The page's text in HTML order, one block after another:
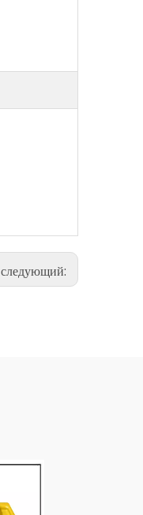
следующий: